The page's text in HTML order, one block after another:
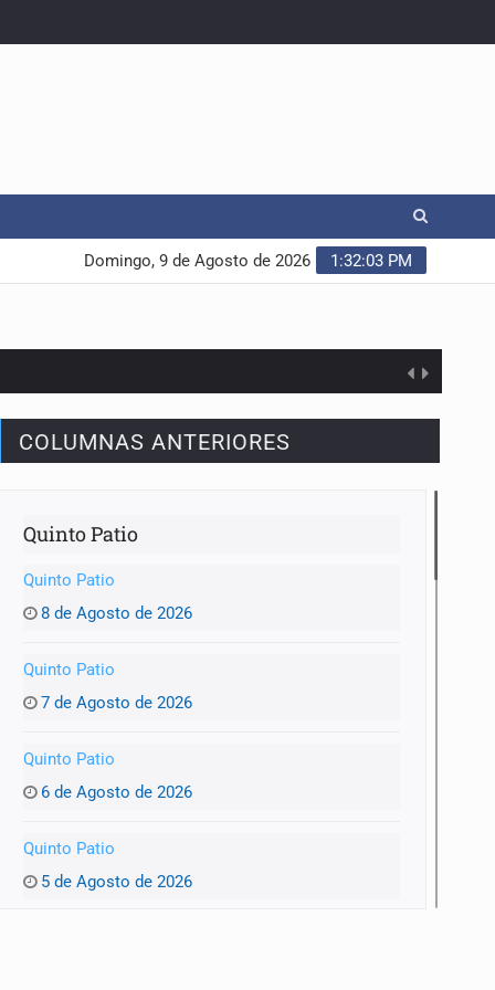
1:32:04 PM
Domingo, 9 de Agosto de 2026
COLUMNAS ANTERIORES
Quinto Patio
Quinto Patio
8 de Agosto de 2026
Quinto Patio
7 de Agosto de 2026
Quinto Patio
6 de Agosto de 2026
Quinto Patio
5 de Agosto de 2026